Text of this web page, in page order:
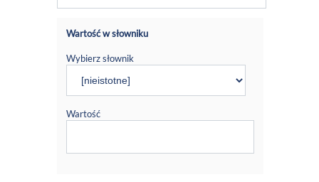
Wartość w słowniku
Wybierz słownik
Wartość